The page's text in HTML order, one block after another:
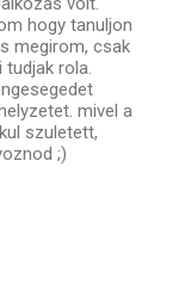
hogy tanuljon
megirom, csak
rola.
mivel a
szuletett,
;)